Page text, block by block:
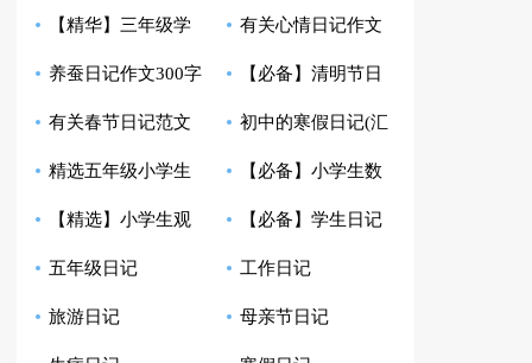
【精华】三年级学
生日记合集9篇
有关心情日记作文
锦集七篇
养蚕日记作文300字
锦集八篇
【必备】清明节日
记模板合集五篇
有关春节日记范文
集锦6篇
初中的寒假日记(汇
编15篇)
精选五年级小学生
日记范文锦集8篇
【必备】小学生数
学日记范文汇总9篇
【精选】小学生观
察日记范文汇编十篇
【必备】学生日记
模板集锦5篇
五年级日记 工作日记
旅游日记 母亲节日记